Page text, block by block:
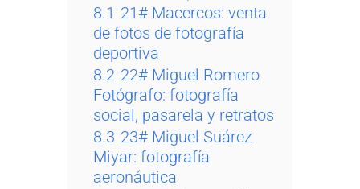
8.1 21# Macercos: venta
de fotos de fotografía
deportiva
8.2 22# Miguel Romero
Fotógrafo: fotografía
social, pasarela y retratos
8.3 23# Miguel Suárez
Miyar: fotografía
aeronáutica